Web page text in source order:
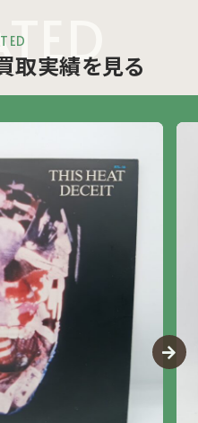
取実績を見る